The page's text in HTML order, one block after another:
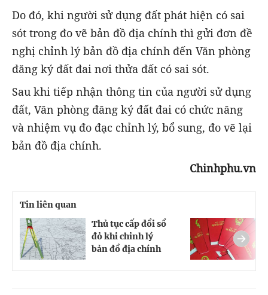
Do đó, khi người sử dụng đất phát hiện có sai
sót trong đo vẽ bản đồ địa chính thì gửi đơn đề
nghị chỉnh lý bản đồ địa chính đến Văn phòng
đăng ký đất đai nơi thửa đất có sai sót.
Sau khi tiếp nhận thông tin của người sử dụng
đất, Văn phòng đăng ký đất đai có chức năng
và nhiệm vụ đo đạc chỉnh lý, bổ sung, đo vẽ lại
bản đồ địa chính.
Chinhphu.vn
Tin liên quan
Thủ tục cấp đổi sổ
đỏ khi chỉnh lý
bản đồ địa chính